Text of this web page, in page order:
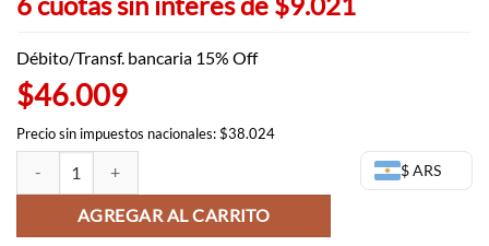
era:
Débito/Transf. bancaria 15% Off
$46.009
Precio sin impuestos nacionales: $38.024
$ ARS
Draken Tokyo Revengers - Banpresto cantidad
AGREGAR AL CARRITO